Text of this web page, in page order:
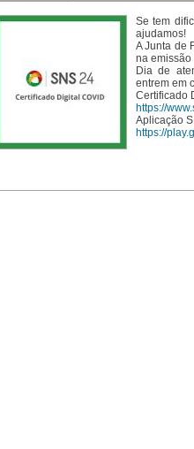
Se tem
ajudamos!
A Junta de
na emissão
Dia de
entrem em
Certificado
https://
Aplicação
https://